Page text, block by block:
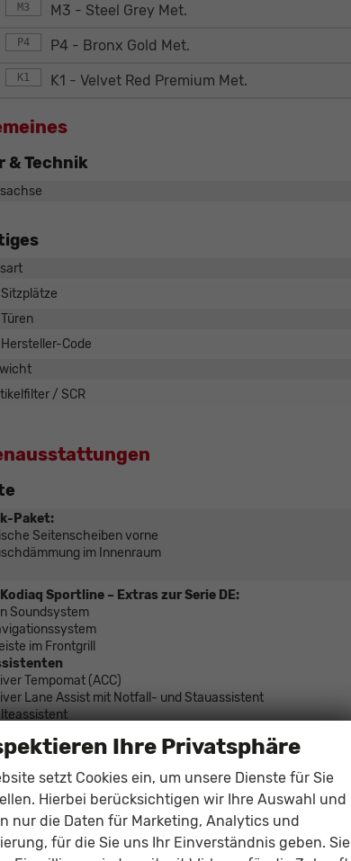
M3 M3 - Steel Grey Met.
P4 P4 - Bronx Gold Met.
K1 K1 - Velvet Red Premium Met.
& Technik
Code
/ SCR
Paket:
Seitenscheiben vorne
im Innenraum
Sportline – Extras zur Serie DE:
Soundsystem
im Frontgrill
Tempomat (ACC)
Lane Assist mit Notfall- und Stauassistent
Plus
verstellbare Vordersitze mit Memory-Funktion
Soundsystem
Reserverad
Gepäckraumboden
Ihre Privatsphäre
setzt Cookies ein, um unsere Dienste für Sie
Hierbei berücksichtigen wir Ihre Auswahl und
nur die Daten für Marketing, Analytics und
für die Sie uns Ihr Einverständnis geben. Sie